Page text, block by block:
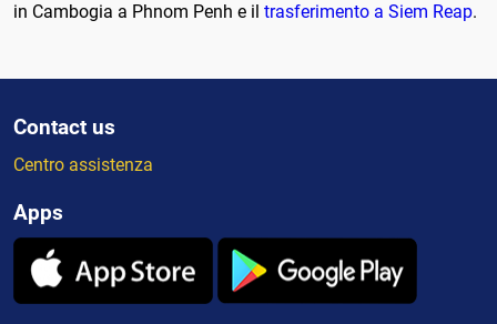
in Cambogia a Phnom Penh e il trasferimento a Siem Reap.
Contact us
Centro assistenza
Apps